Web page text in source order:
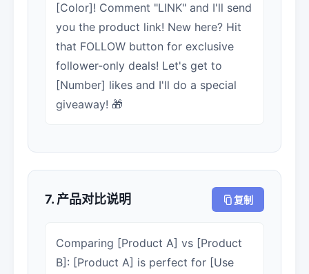
[Color]! Comment "LINK" and I'll send
you the product link! New here? Hit
that FOLLOW button for exclusive
follower-only deals! Let's get to
[Number] likes and I'll do a special
giveaway! 🎁
7. 产品对比说明 复制
Comparing [Product A] vs [Product
B]: [Product A] is perfect for [Use